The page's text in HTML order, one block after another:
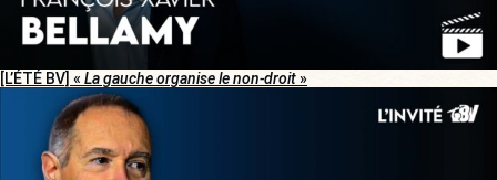
[L’ÉTÉ BV] « La gauche organise le non-droit»